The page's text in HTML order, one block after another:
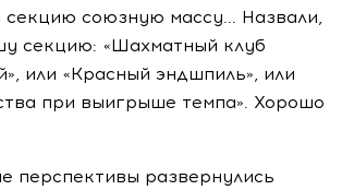
секцию союзную массу... Назвали,
секцию: «Шахматный клуб
или «Красный эндшпиль», или
при выигрыше темпа». Хорошо
перспективы развернулись